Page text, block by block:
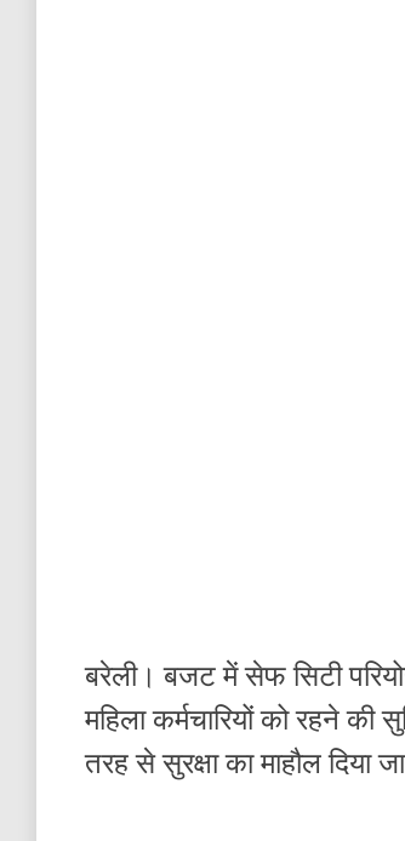
बरेली। बजट में सेफ सिटी
महिला कर्मचारियों को रहने
तरह से सुरक्षा का माहौल दिया